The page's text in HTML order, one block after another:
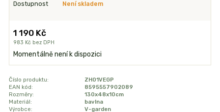
Dostupnost Není skladem
1 190 Kč
983 Kč bez DPH
Momentálně není k dispozici
Číslo produktu:
ZH01VEGP
EAN kód:
8595557902089
Rozměry:
130x48x10cm
Materiál:
bavlna
Výrobce:
V-garden